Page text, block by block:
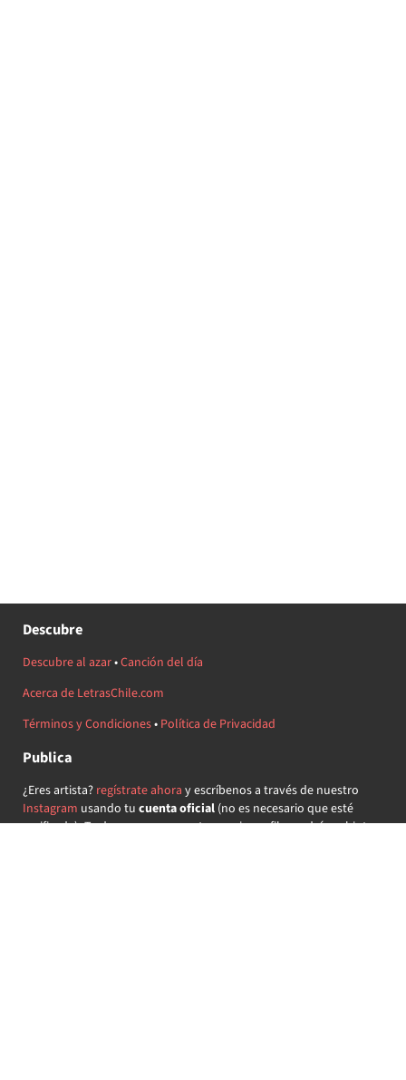
Descubre
Descubre al azar•Canción del día
Acerca de LetrasChile.com
Términos y Condiciones• Política de Privacidad
Publica
¿Eres artista? regístrate ahora y escríbenos a través de nuestro
Instagram usando tu cuenta oficial(no es necesario que esté
verificada) ¡Te daremos acceso a tu propio perfil y podrás subir tus